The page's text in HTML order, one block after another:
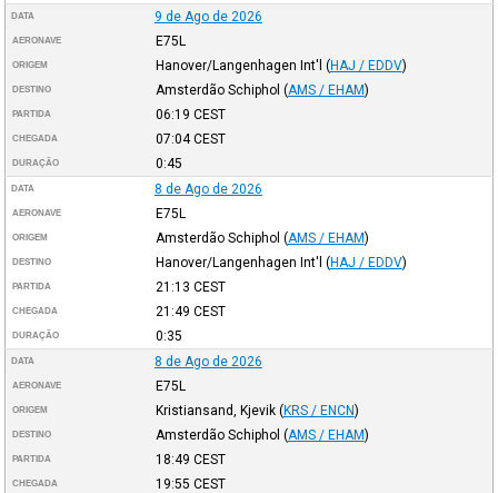
DATA 9 de Ago de 2026
AERONAVE E75L
ORIGEM Hanover/Langenhagen Int'l (HAJ / EDDV)
DESTINO Amsterdão Schiphol (AMS / EHAM)
PARTIDA 06:19 CEST
CHEGADA 07:04CEST
DURAÇÃO 0:45
DATA 8 de Ago de 2026
AERONAVE E75L
ORIGEM Amsterdão Schiphol (AMS / EHAM)
DESTINO Hanover/Langenhagen Int'l (HAJ / EDDV)
PARTIDA 21:13 CEST
CHEGADA 21:49 CEST
DURAÇÃO 0:35
DATA 8 de Ago de 2026
AERONAVE E75L
ORIGEM Kristiansand, Kjevik (KRS / ENCN)
DESTINO Amsterdão Schiphol (AMS / EHAM)
PARTIDA 18:49 CEST
CHEGADA 19:55 CEST